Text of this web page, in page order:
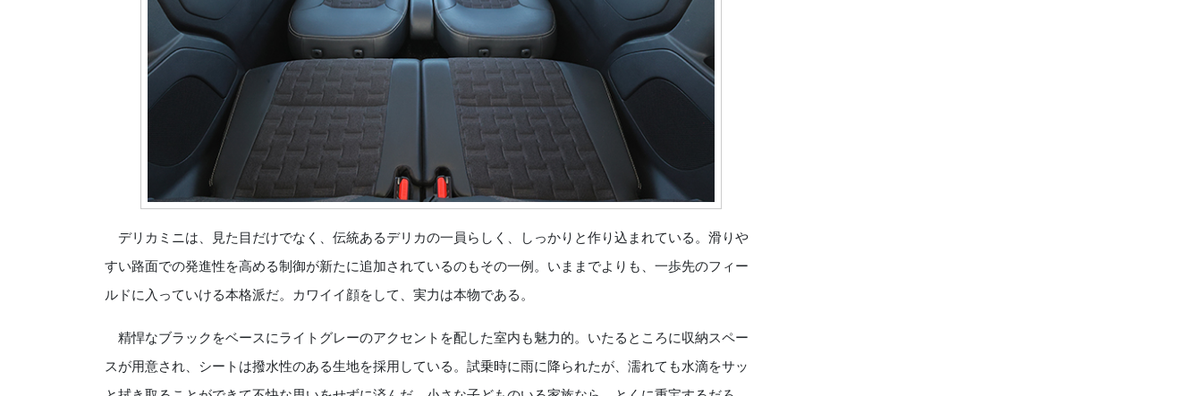
デリカミニは、見た目だけでなく、伝統あるデリカの一員らしく、しっかりと作り込まれている。滑りや
すい路面での発進性を高める制御が新たに追加されているのもその一例。いままでよりも、一歩先のフィー
ルドに入っていける本格派だ。カワイイ顔をして、実力は本物である。
精悍なブラックをベースにライトグレーのアクセントを配した室内も魅力的。いたるところに収納スペー
スが用意され、シートは撥水性のある生地を採用している。試乗時に雨に降られたが、濡れても水滴をサッ